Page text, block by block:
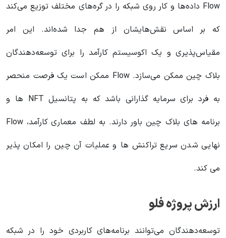
Flow داده‌ها و کار روی شبکه را در گره‌های مختلف توزیع می‌کند
که بر اساس نقش‌هایشان از هم جدا شده‌اند. این امر
مقیاس‌پذیری و یک اکوسیستم کارآمد را برای توسعه‌دهندگان
بلاک چین ممکن می‌سازد. Flow ممکن است یک فرصت منحصر
به فرد برای سرمایه گذارانی باشد که به پتانسیل NFT ها و
برنامه های بلاک چین باور دارند. به لطف معماری کارآمد، Flow
نهایی شدن سریع تراکنش ها و عملیات آن چین را امکان پذیر
می کند.
ارزش پروژه فلو
توسعه‌دهندگان می‌توانند برنامه‌های کاربردی خود را در شبکه